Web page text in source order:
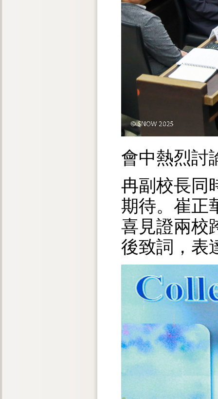
會中熱烈討
冉副校長同
期待。崔正
喜見證兩校
後致詞，表